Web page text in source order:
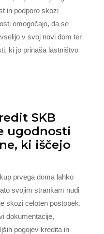
in podporo skozi
omogočajo, da se
v svoj novi dom ter
ki jo prinaša lastništvo
SKB
ugodnosti
ki iščejo
prvega doma lahko
svojim strankam nudi
skozi celoten postopek.
dokumentacije,
pogojev kredita in